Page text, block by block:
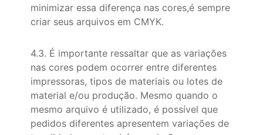
minimizar essa diferença nas cores,é sempre
criar seus arquivos em CMYK.
4.3. É importante ressaltar que as variações
nas cores podem ocorrer entre diferentes
impressoras, tipos de materiais ou lotes de
material e/ou produção. Mesmo quando o
mesmo arquivo é utilizado, é possível que
pedidos diferentes apresentem variações de